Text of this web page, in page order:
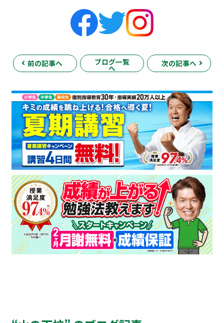
前の記事へ ブログ一覧
へ
次の記事へ